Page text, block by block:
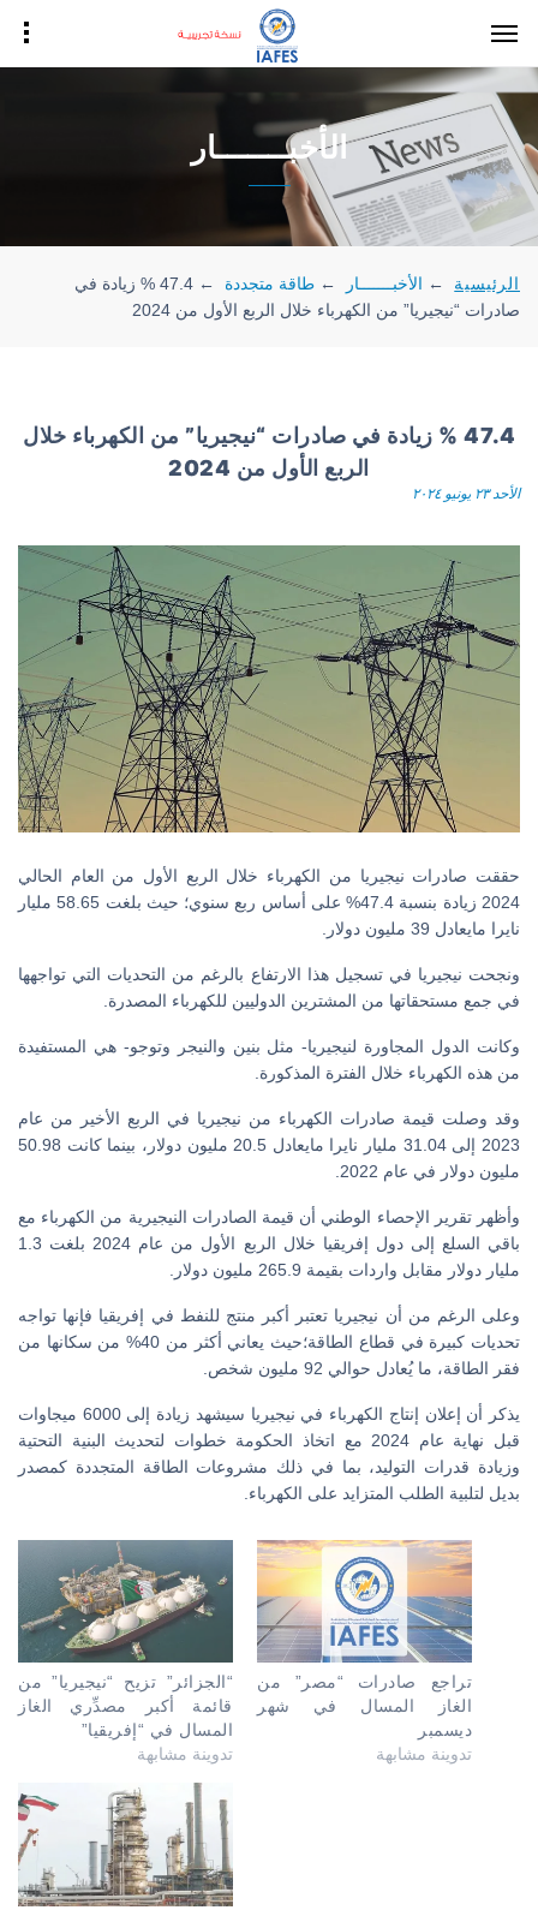
الأخبـــــــار
الرئيسية ← الأخبـــــــار ← طاقة متجددة ←
47.4 % زيادة في
صادرات “نيجيريا” من الكهرباء خلال الربع الأول من 2024
47.4 % زيادة في صادرات “نيجيريا” من الكهرباء خلال
الربع الأول من 2024
الأحد ٢٣ يونيو ٢٠٢٤
حققت صادرات نيجيريا من الكهرباء خلال الربع الأول من العام الحالي
2024 زيادة بنسبة 47.4% على أساس ربع سنوي؛ حيث بلغت 58.65 مليار
نايرا مايعادل 39 مليون دولار.
ونجحت نيجيريا في تسجيل هذا الارتفاع بالرغم من التحديات التي تواجهها
في جمع مستحقاتها من المشترين الدوليين للكهرباء المصدرة.
وكانت الدول المجاورة لنيجيريا- مثل بنين والنيجر وتوجو- هي المستفيدة
من هذه الكهرباء خلال الفترة المذكورة.
وقد وصلت قيمة صادرات الكهرباء من نيجيريا في الربع الأخير من عام
2023 إلى 31.04 مليار نايرا مايعادل 20.5 مليون دولار، بينما كانت 50.98
مليون دولار في عام 2022.
وأظهر تقرير الإحصاء الوطني أن قيمة الصادرات النيجيرية من الكهرباء مع
باقي السلع إلى دول إفريقيا خلال الربع الأول من عام 2024 بلغت 1.3
مليار دولار مقابل واردات بقيمة 265.9 مليون دولار.
وعلى الرغم من أن نيجيريا تعتبر أكبر منتج للنفط في إفريقيا فإنها تواجه
تحديات كبيرة في قطاع الطاقة؛حيث يعاني أكثر من 40% من سكانها من
فقر الطاقة، ما يُعادل حوالي 92 مليون شخص.
يذكر أن إعلان إنتاج الكهرباء في نيجيريا سيشهد زيادة إلى 6000 ميجاوات
قبل نهاية عام 2024 مع اتخاذ الحكومة خطوات لتحديث البنية التحتية
وزيادة قدرات التوليد، بما في ذلك مشروعات الطاقة المتجددة كمصدر
بديل لتلبية الطلب المتزايد على الكهرباء.
“الجزائر” تزيح “نيجيريا” من
قائمة أكبر مصدِّري الغاز
المسال في “إفريقيا”
تدوينة مشابهة
تراجع صادرات “مصر” من
الغاز المسال في شهر
ديسمبر
تدوينة مشابهة